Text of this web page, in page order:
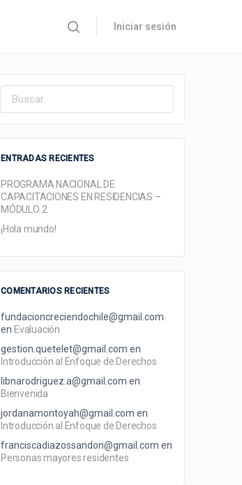
Iniciar sesión
Search
ENTRADAS RECIENTES
PROGRAMA NACIONAL DE
CAPACITACIONES EN RESIDENCIAS –
MÓDULO 2
¡Hola mundo!
COMENTARIOS RECIENTES
fundacioncreciendochile@gmail.com
en Evaluación
gestion.quetelet@gmail.com en
Introducción al Enfoque de Derechos
libnarodriguez.a@gmail.com en
Bienvenida
jordanamontoyah@gmail.com en
Introducción al Enfoque de Derechos
franciscadiazossandon@gmail.com en
Personas mayores residentes